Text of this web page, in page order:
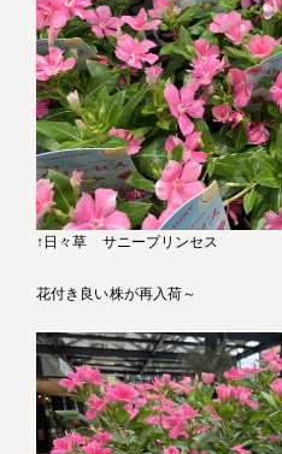
↑日々草 サニープリンセス
花付き良い株が再入荷～